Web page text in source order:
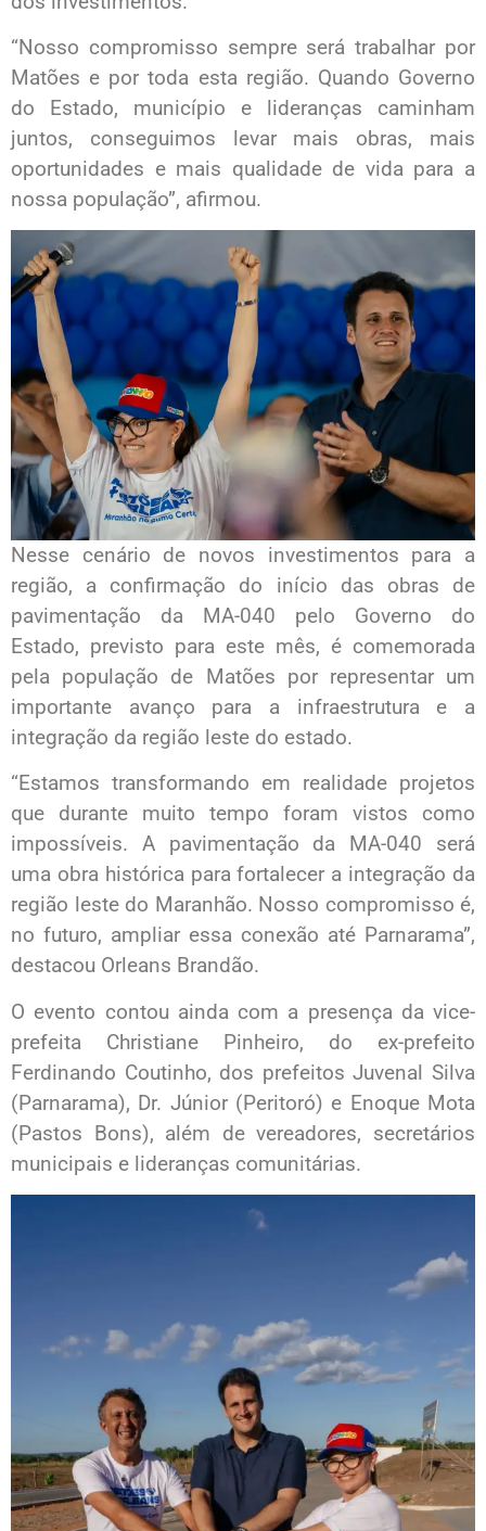
“Nosso compromisso sempre será trabalhar por
Matões e por toda esta região. Quando Governo
do Estado, município e lideranças caminham
juntos, conseguimos levar mais obras, mais
oportunidades e mais qualidade de vida para a
nossa população”, afirmou.
Nesse cenário de novos investimentos para a
região, a confirmação do início das obras de
pavimentação da MA-040 pelo Governo do
Estado, previsto para este mês, é comemorada
pela população de Matões por representar um
importante avanço para a infraestrutura e a
integração da região leste do estado.
“Estamos transformando em realidade projetos
que durante muito tempo foram vistos como
impossíveis. A pavimentação da MA-040 será
uma obra histórica para fortalecer a integração da
região leste do Maranhão. Nosso compromisso é,
no futuro, ampliar essa conexão até Parnarama”,
destacou Orleans Brandão.
O evento contou ainda com a presença da vice-
prefeita Christiane Pinheiro, do ex-prefeito
Ferdinando Coutinho, dos prefeitos Juvenal Silva
(Parnarama), Dr. Júnior (Peritoró) e Enoque Mota
(Pastos Bons), além de vereadores, secretários
municipais e lideranças comunitárias.